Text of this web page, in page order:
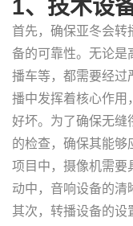
1、技术设
首先，确保亚冬会转
备的可靠性。无论是
播车等，都需要经过
播中发挥着核心作用
好坏。为了确保无缝
的检查，确保其能够
项目中，摄像机需要
动中，音响设备的清
其次，转播设备的设